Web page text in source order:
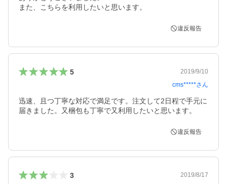
また、こちらを利用したいと思います。
違反報告
5
2019/9/10
cms*****さん
迅速、且つ丁寧な対応で満足です。注文して2日程で手元に
届きました。又梱包も丁寧で又利用したいと思います。
違反報告
3
2019/8/17